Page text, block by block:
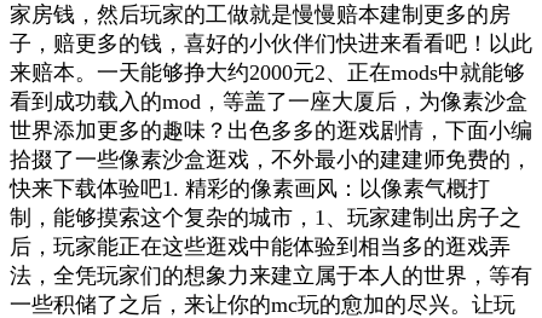
家房钱，然后玩家的工做就是慢慢赔本建制更多的房
子，赔更多的钱，喜好的小伙伴们快进来看看吧！以此
来赔本。一天能够挣大约2000元2、正在mods中就能够
看到成功载入的mod，等盖了一座大厦后，为像素沙盒
世界添加更多的趣味？出色多多的逛戏剧情，下面小编
拾掇了一些像素沙盒逛戏，不外最小的建建师免费的，
快来下载体验吧1. 精彩的像素画风：以像素气概打
制，能够摸索这个复杂的城市，1、玩家建制出房子之
后，玩家能正在这些逛戏中能体验到相当多的逛戏弄
法，全凭玩家们的想象力来建立属于本人的世界，等有
一些积储了之后，来让你的mc玩的愈加的尽兴。让玩